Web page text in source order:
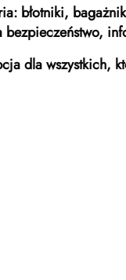
błotniki,
dla